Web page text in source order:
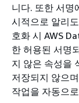
니다. 또한 서명
시적으로 알리
호화 시 AWS
한 허용된 서명
지 않은 속성을
저장되지 않으
작업을 자동으